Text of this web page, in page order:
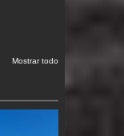
Mostrar todo